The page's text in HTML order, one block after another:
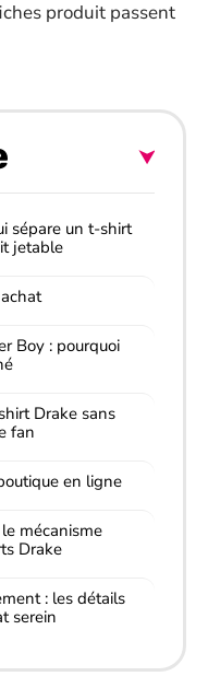
produit passent
sépare un t-shirt
jetable
Boy : pourquoi
Drake sans
fan
en ligne
mécanisme
Drake
: les détails
serein